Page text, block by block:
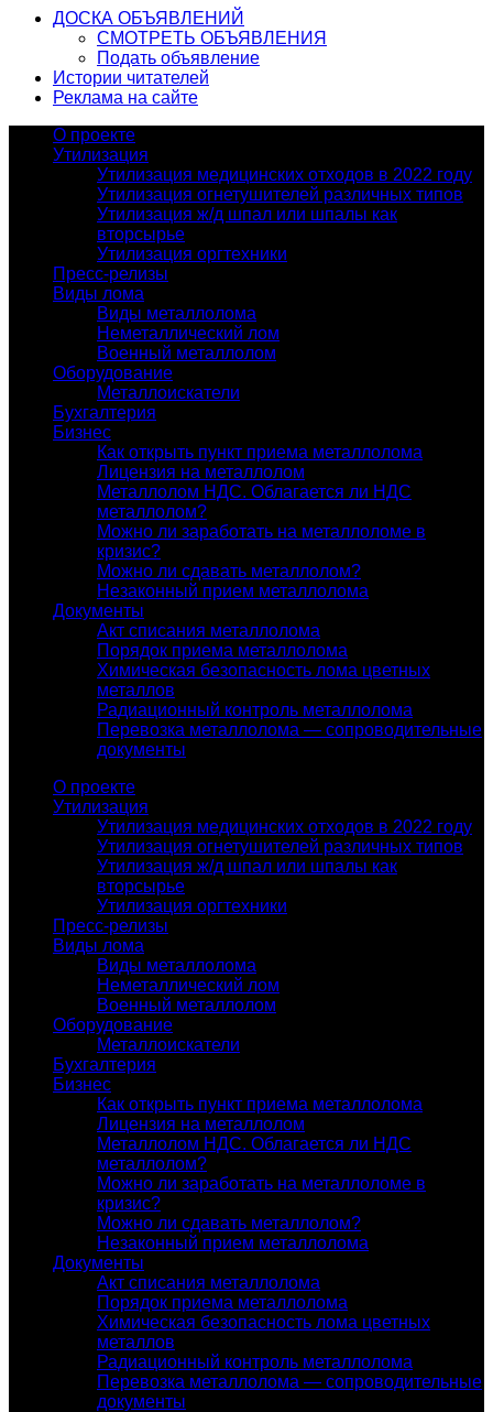
ДОСКА ОБЪЯВЛЕНИЙ
СМОТРЕТЬ ОБЪЯВЛЕНИЯ
Подать объявление
Истории читателей
Реклама на сайте
О проекте
Утилизация
Утилизация медицинских отходов в 2022 году
Утилизация огнетушителей различных типов
Утилизация ж/д шпал или шпалы как
вторсырье
Утилизация оргтехники
Пресс-релизы
Виды лома
Виды металлолома
Неметаллический лом
Военный металлолом
Оборудование
Металлоискатели
Бухгалтерия
Бизнес
Как открыть пункт приема металлолома
Лицензия на металлолом
Металлолом НДС. Облагается ли НДС
металлолом?
Можно ли заработать на металлоломе в
кризис?
Можно ли сдавать металлолом?
Незаконный прием металлолома
Документы
Акт списания металлолома
Порядок приема металлолома
Химическая безопасность лома цветных
металлов
Радиационный контроль металлолома
Перевозка металлолома — сопроводительные
документы
О проекте
Утилизация
Утилизация медицинских отходов в 2022 году
Утилизация огнетушителей различных типов
Утилизация ж/д шпал или шпалы как
вторсырье
Утилизация оргтехники
Пресс-релизы
Виды лома
Виды металлолома
Неметаллический лом
Военный металлолом
Оборудование
Металлоискатели
Бухгалтерия
Бизнес
Как открыть пункт приема металлолома
Лицензия на металлолом
Металлолом НДС. Облагается ли НДС
металлолом?
Можно ли заработать на металлоломе в
кризис?
Можно ли сдавать металлолом?
Незаконный прием металлолома
Документы
Акт списания металлолома
Порядок приема металлолома
Химическая безопасность лома цветных
металлов
Радиационный контроль металлолома
Перевозка металлолома — сопроводительные
документы